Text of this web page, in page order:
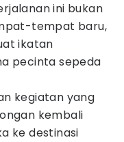
ini bukan
tempat baru,
ikatan
pecinta sepeda
kegiatan yang
kembali
ke destinasi